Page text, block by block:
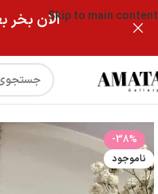
Skip to main contentالان بخر
فروشگاه دستبند اثر انگشت
-38%
ناموجود